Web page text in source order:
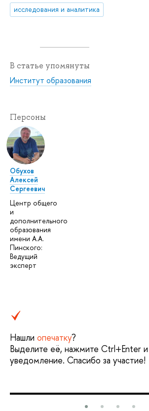
исследования и аналитика
В статье упомянуты
Институт образования
Персоны
Обухов
Алексей
Сергеевич
Центр общего
и
дополнительного
образования
имени А.А.
Пинского:
Ведущий
эксперт
Нашли опечатку?
Выделите её, нажмите Ctrl+Enter и
уведомление. Спасибо за участие!